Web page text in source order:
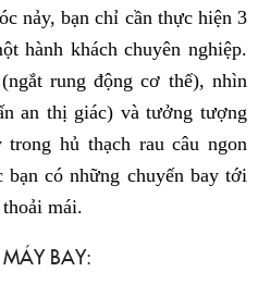
nảy, bạn chỉ cần thực hiện 3
hành khách chuyên nghiệp.
rung động cơ thể), nhìn
an thị giác) và tưởng tượng
hủ thạch rau câu ngon
có những chuyến bay tới
mái.
BAY: